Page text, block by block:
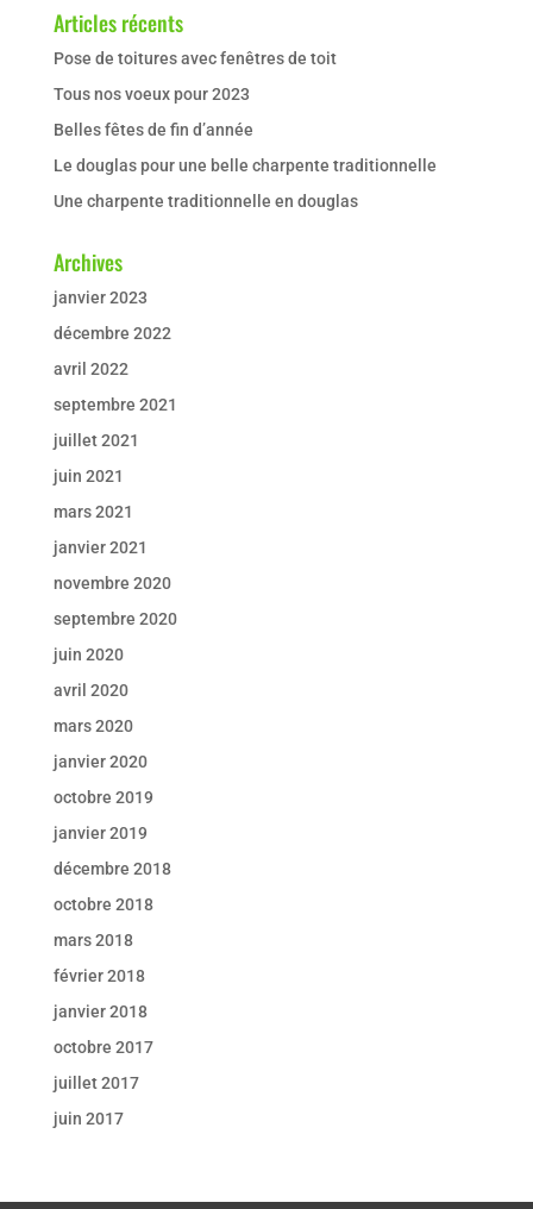
Articles récents
Pose de toitures avec fenêtres de toit
Tous nos voeux pour 2023
Belles fêtes de fin d’année
Le douglas pour une belle charpente traditionnelle
Une charpente traditionnelle en douglas
Archives
janvier 2023
décembre 2022
avril 2022
septembre 2021
juillet 2021
juin 2021
mars 2021
janvier 2021
novembre 2020
septembre 2020
juin 2020
avril 2020
mars 2020
janvier 2020
octobre 2019
janvier 2019
décembre 2018
octobre 2018
mars 2018
février 2018
janvier 2018
octobre 2017
juillet 2017
juin 2017